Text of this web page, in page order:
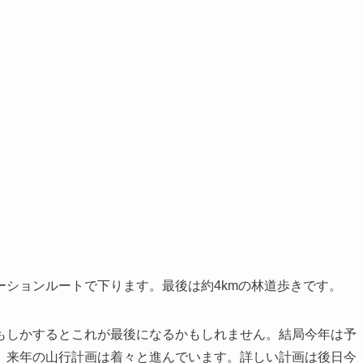
ョンルートで下ります。最後は約4kmの林道歩きです。
かするとこれが最後になるかもしれません。結局今年は予
年の山行計画は着々と進んでいます。詳しい計画は後日今